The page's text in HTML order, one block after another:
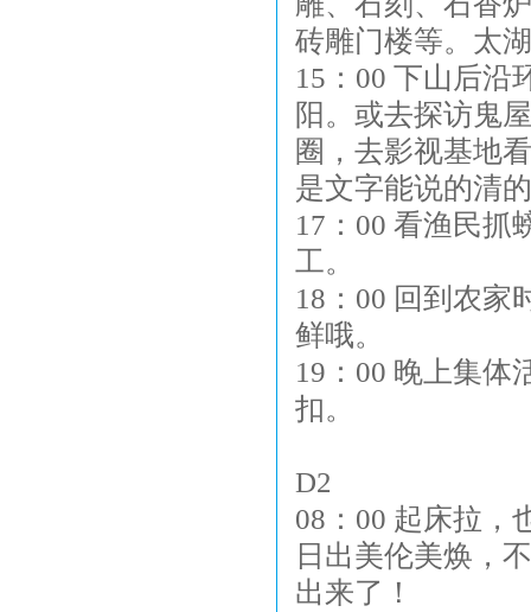
砖雕门楼等。太
15：00 下山后沿
阳。或去探访鬼
圈，去影视基地
是文字能说的清
17：00 看渔民抓
工。
18：00 回到农家
鲜哦。
19：00 晚上集体
扣。
D2
08：00 起床拉，
日出美伦美焕，
出来了！